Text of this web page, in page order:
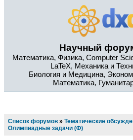
Научный
Математика, Физика, Computer
LaTeX, Механика и
Биология и Медицина,
Математика,
Список форумов » Тематические
Олимпиадные задачи (Ф)